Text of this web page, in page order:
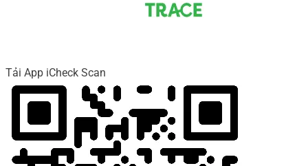
Tải App iCheck Scan